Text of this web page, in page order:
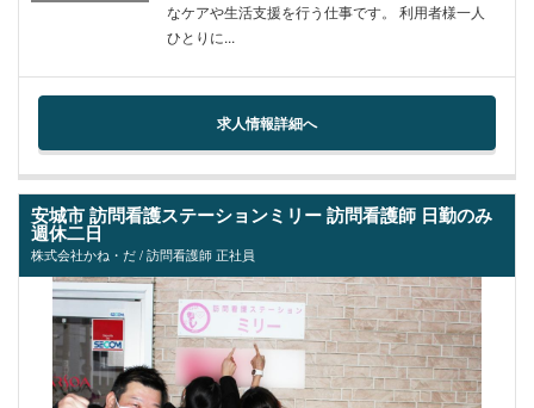
なケアや生活支援を行う仕事です。 利用者様一人
ひとりに...
求人情報詳細へ
安城市 訪問看護ステーションミリー 訪問看護師 日勤のみ
週休二日
株式会社かね・だ / 訪問看護師 正社員